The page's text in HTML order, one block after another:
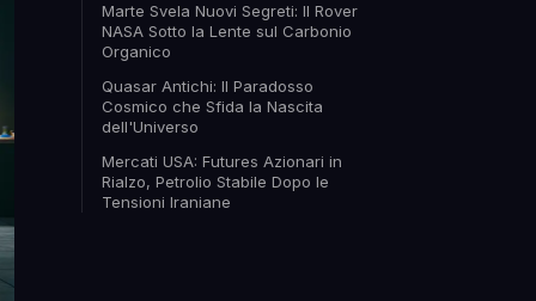
Marte Svela Nuovi Segreti: Il Rover
NASA Sotto la Lente sul Carbonio
Organico
Quasar Antichi: Il Paradosso
Cosmico che Sfida la Nascita
dell'Universo
Mercati USA: Futures Azionari in
Rialzo, Petrolio Stabile Dopo le
Tensioni Iraniane